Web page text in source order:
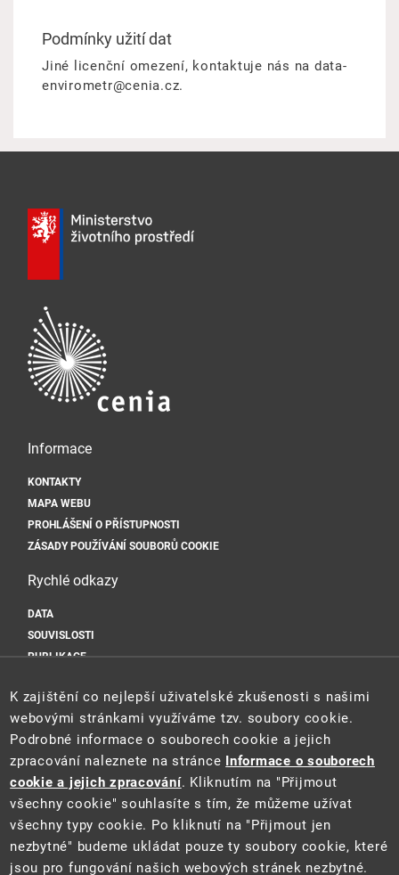
Podmínky užití dat
Jiné licenční omezení, kontaktuje nás na data-
envirometr@cenia.cz.
Informace
KONTAKTY
MAPA WEBU
PROHLÁŠENÍ O PŘÍSTUPNOSTI
ZÁSADY POUŽÍVÁNÍ SOUBORŮ COOKIE
Rychlé odkazy
DATA
SOUVISLOSTI
PUBLIKACE
Sociální sítě
Tento web je součástí Informačního systému pro statistiku a reporting
(STAR) projektu "Platforma pro statistiku, reporting a analýzy"
(CZ.06.3.05/0.0/0.0/16_028/0006498) financovaného z EU.
K zajištění co nejlepší uživatelské zkušenosti s našimi
webovými stránkami využíváme tzv. soubory cookie.
Podrobné informace o souborech cookie a jejich
zpracování naleznete na stránce Informace o souborech
cookie a jejich zpracování. Kliknutím na "Přijmout
všechny cookie" souhlasíte s tím, že můžeme užívat
všechny typy cookie. Po kliknutí na "Přijmout jen
nezbytné" budeme ukládat pouze ty soubory cookie, které
jsou pro fungování našich webových stránek nezbytné.